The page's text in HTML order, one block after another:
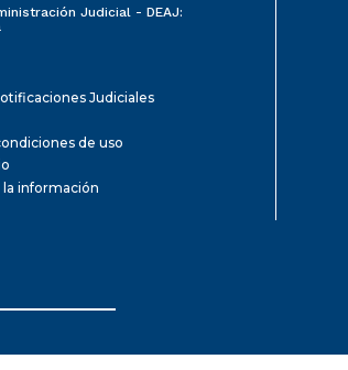
Judicial - DEAJ:
Judiciales
de uso
la información